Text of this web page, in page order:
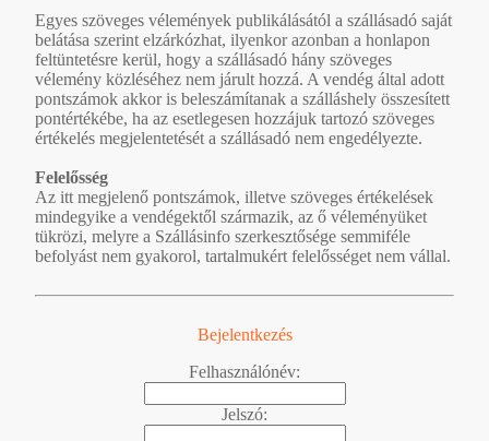
Egyes szöveges vélemények publikálásától a szállásadó saját
belátása szerint elzárkózhat, ilyenkor azonban a honlapon
feltüntetésre kerül, hogy a szállásadó hány szöveges
vélemény közléséhez nem járult hozzá. A vendég által adott
pontszámok akkor is beleszámítanak a szálláshely összesített
pontértékébe, ha az esetlegesen hozzájuk tartozó szöveges
értékelés megjelentetését a szállásadó nem engedélyezte.
Felelősség
Az itt megjelenő pontszámok, illetve szöveges értékelések
mindegyike a vendégektől származik, az ő véleményüket
tükrözi, melyre a Szállásinfo szerkesztősége semmiféle
befolyást nem gyakorol, tartalmukért felelősséget nem vállal.
Bejelentkezés
Felhasználónév:
Jelszó: